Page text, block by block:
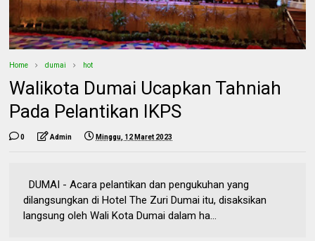
Home dumai hot
Walikota Dumai Ucapkan Tahniah
Pada Pelantikan IKPS
0 Admin Minggu, 12 Maret 2023
DUMAI - Acara pelantikan dan pengukuhan yang
dilangsungkan di Hotel The Zuri Dumai itu, disaksikan
langsung oleh Wali Kota Dumai dalam ha...